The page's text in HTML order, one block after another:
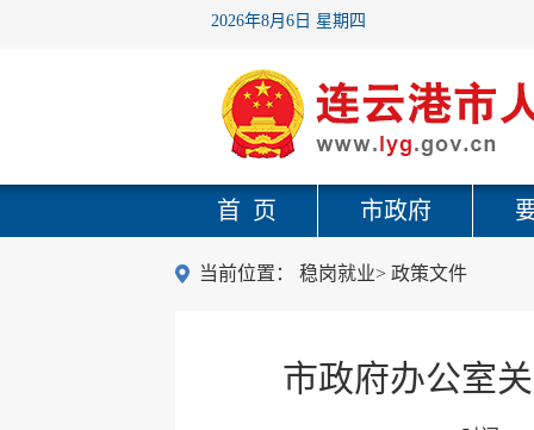
2026年8月6日 星期四
首 页 市政府
当前位置： 稳岗就业> 政策文件
市政府办公室